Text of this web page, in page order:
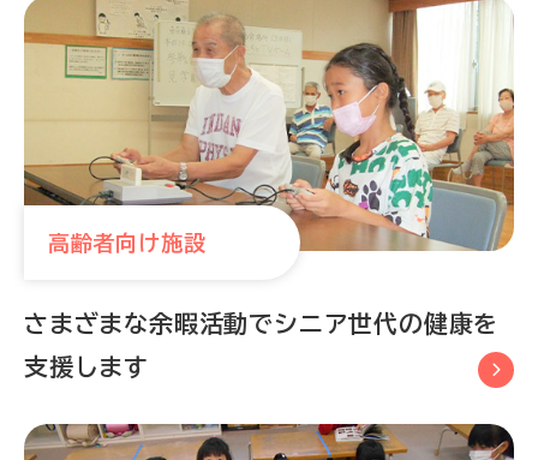
高齢者向け施設
さまざまな余暇活動でシニア世代の健康を
支援します